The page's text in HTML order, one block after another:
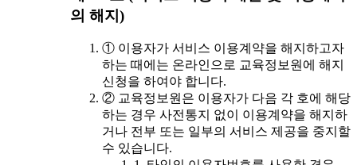
의 해지)
① 이용자가 서비스 이용계약을 해지하고자
하는 때에는 온라인으로 교육정보원에 해지
신청을 하여야 합니다.
② 교육정보원은 이용자가 다음 각 호에 해당
하는 경우 사전통지 없이 이용계약을 해지하
거나 전부 또는 일부의 서비스 제공을 중지할
수 있습니다.